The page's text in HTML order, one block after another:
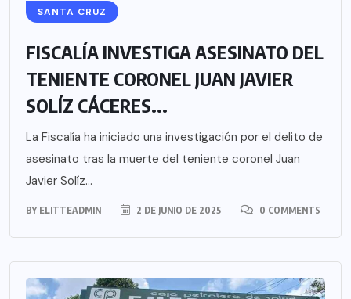
SANTA CRUZ
FISCALÍA INVESTIGA ASESINATO DEL
TENIENTE CORONEL JUAN JAVIER
SOLÍZ CÁCERES...
La Fiscalía ha iniciado una investigación por el delito de
asesinato tras la muerte del teniente coronel Juan
Javier Solíz...
BY ELITTEADMIN 2 DE JUNIO DE 2025 0 COMMENTS